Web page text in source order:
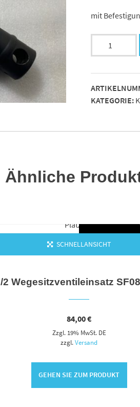
mit
Hydr.Zylinder
200
Hub.
EEM=370mm.
KATEGORIE:
Ähnliche
SCHNELLANSICHT
2 Wegesitzventileinsatz
84,00€
Zzgl. 19% MwSt. DE
zzgl.Versand
GEHEN SIE ZUM PRODUKT